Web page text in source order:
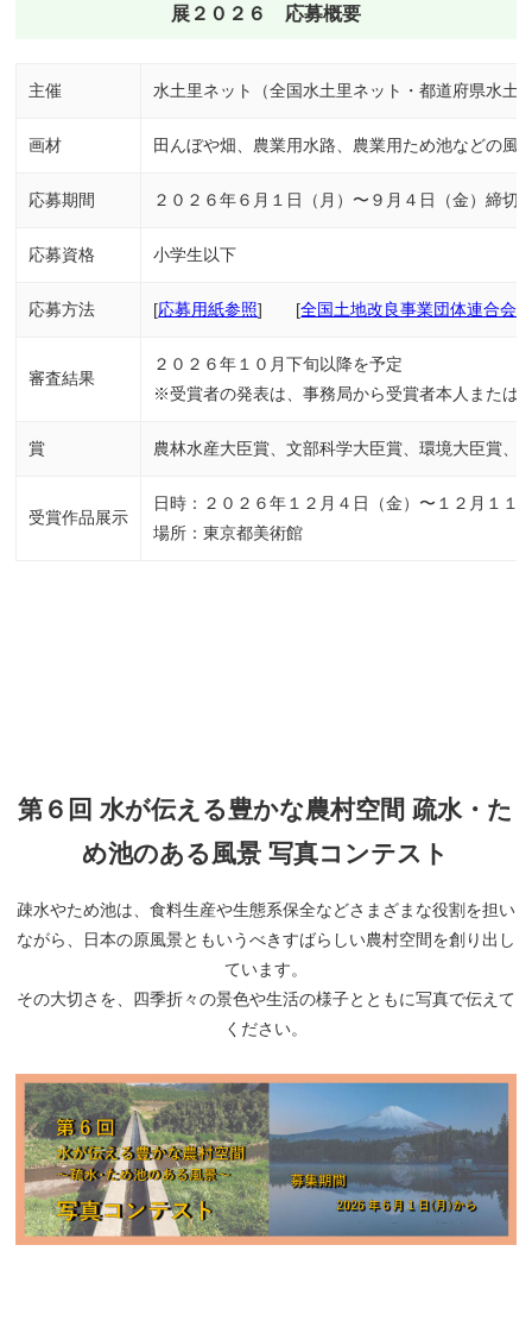
展２０２６ 応募概要
主催 水土里ネット（全国水土里ネット・都道府県水土
画材 田んぼや畑、農業用水路、農業用ため池などの
応募期間 ２０２６年６月１日（月）〜９月４日（金）締切
応募資格 小学生以下
応募方法 [応募用紙参照] [全国土地改良事業団体連合会
審査結果
２０２６年１０月下旬以降を予定
※受賞者の発表は、事務局から受賞者本人または
賞 農林水産大臣賞、文部科学大臣賞、環境大臣賞、
受賞作品展示
日時：２０２６年１２月４日（金）〜１２月１１
場所：東京都美術館
第６回 水が伝える豊かな農村空間 疏水・た
め池のある風景 写真コンテスト
疎水やため池は、食料生産や生態系保全などさまざまな役割を担い
ながら、日本の原風景ともいうべきすばらしい農村空間を創り出し
ています。
その大切さを、四季折々の景色や生活の様子とともに写真で伝えて
ください。